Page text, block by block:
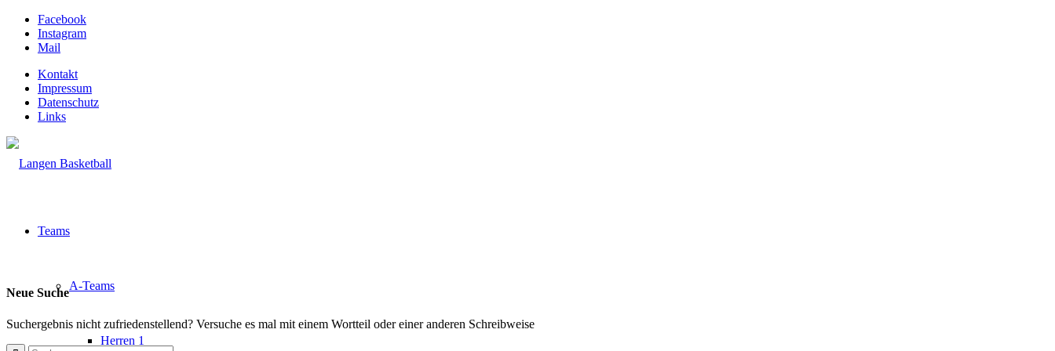
Facebook
Instagram
Mail
Kontakt
Impressum
Datenschutz
Links
Teams
A-Teams
Herren 1
Neue Suche
Suchergebnis nicht zufriedenstellend? Versuche es mal mit einem Wortteil oder einer anderen Schreibweise